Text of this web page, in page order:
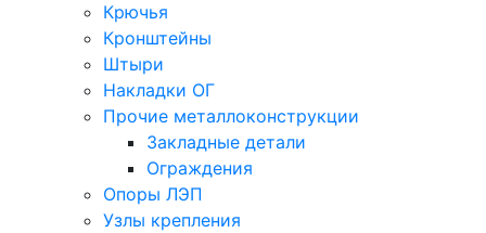
Крючья
Кронштейны
Штыри
Накладки ОГ
Прочие металлоконструкции
Закладные детали
Ограждения
Опоры ЛЭП
Узлы крепления